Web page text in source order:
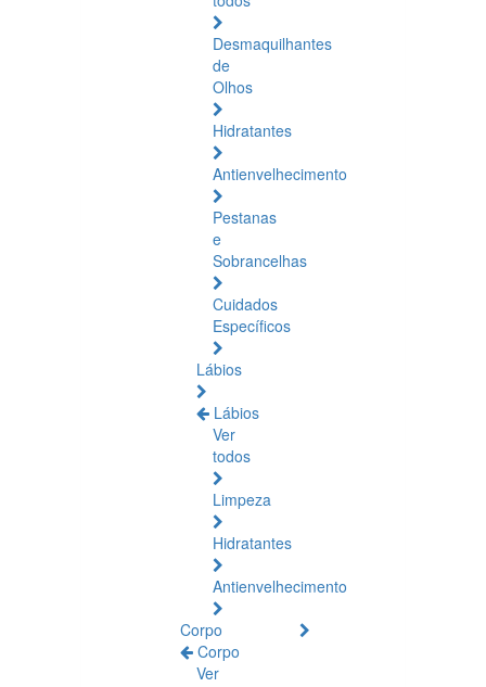
Desmaquilhantes
de
Olhos
Hidratantes
Antienvelhecimento
Pestanas
e
Sobrancelhas
Cuidados
Específicos
Lábios
Lábios
Ver
todos
Limpeza
Hidratantes
Antienvelhecimento
Corpo
Corpo
Ver